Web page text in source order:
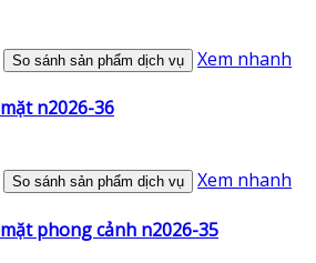
So sánh sản phẩm dịch vụ Xem nhanh
n2026-36
So sánh sản phẩm dịch vụ Xem nhanh
phong cảnh n2026-35